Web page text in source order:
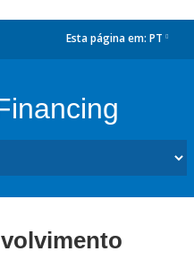
Esta página em: PT